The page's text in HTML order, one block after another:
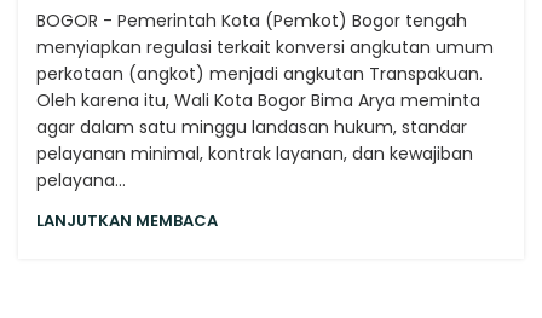
BOGOR - Pemerintah Kota (Pemkot) Bogor tengah
menyiapkan regulasi terkait konversi angkutan umum
perkotaan (angkot) menjadi angkutan Transpakuan.
Oleh karena itu, Wali Kota Bogor Bima Arya meminta
agar dalam satu minggu landasan hukum, standar
pelayanan minimal, kontrak layanan, dan kewajiban
pelayana...
LANJUTKAN MEMBACA